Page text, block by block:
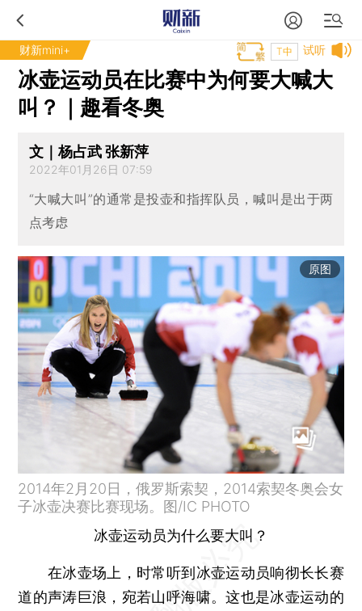
财新mini+ 试听
T中
冰壶运动员在比赛中为何要大喊大
叫？｜趣看冬奥
文｜杨占武 张新萍
2022年01月26日 07:59
“大喊大叫”的通常是投壶和指挥队员，喊叫是出于两
点考虑
原图
2014年2月20日，俄罗斯索契，2014索契冬奥会女
子冰壶决赛比赛现场。图/IC PHOTO
冰壶运动员为什么要大叫？
在冰壶场上，时常听到冰壶运动员响彻长长赛
道的声涛巨浪，宛若山呼海啸。这也是冰壶运动的